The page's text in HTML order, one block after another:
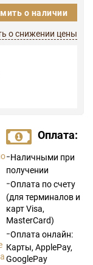
о наличии
о снижении цены
Оплата:
-Наличными при
получении
-Оплата по счету
(для терминалов и
карт Visa,
MasterCard)
-Оплата онлайн:
Карты, ApplePay,
GooglePay